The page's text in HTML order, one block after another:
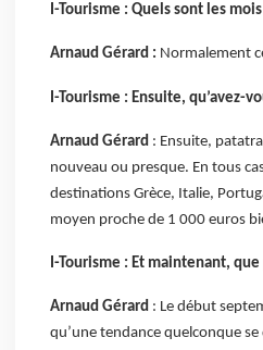
I-Tourisme : Quels sont les
Arnaud Gérard : Normalement
I-Tourisme : Ensuite, qu’avez-
Arnaud Gérard : Ensuite,
nouveau ou presque. En tous
destinations Grèce, Italie,
moyen proche de 1 000 euros
I-Tourisme : Et maintenant,
Arnaud Gérard: Le début
qu’une tendance quelconque